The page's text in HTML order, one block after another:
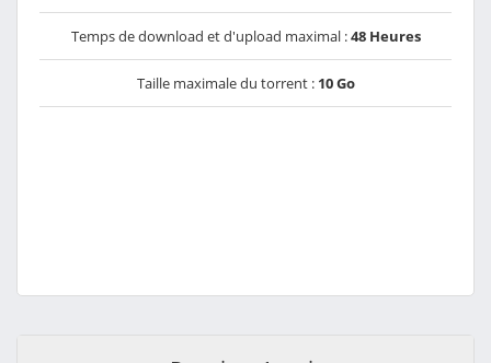
Temps de download et d'upload maximal :48 Heures
Taille maximale du torrent : 10 Go